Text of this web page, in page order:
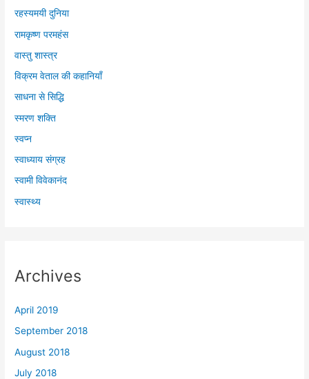
रहस्यमयी दुनिया
रामकृष्ण परमहंस
वास्तु शास्त्र
विक्रम वेताल की कहानियाँ
साधना से सिद्धि
स्मरण शक्ति
स्वप्न
स्वाध्याय संग्रह
स्वामी विवेकानंद
स्वास्थ्य
Archives
April 2019
September 2018
August 2018
July 2018